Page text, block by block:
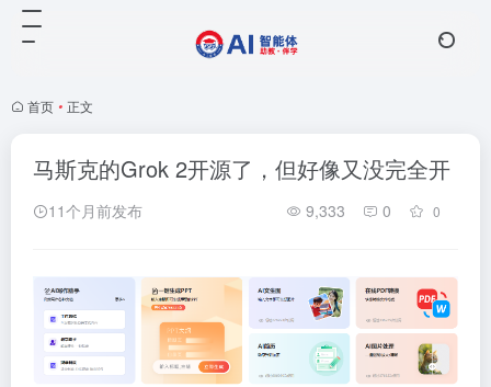
首页 • 正文
马斯克的Grok 2开源了，但好像又没完全开
11个月前发布 9,333 0 0